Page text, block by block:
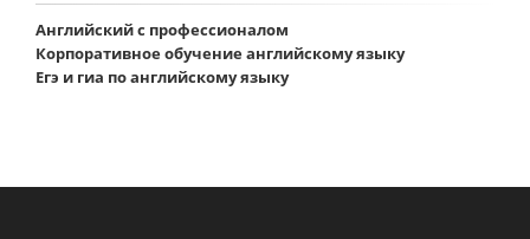
Английский с профессионалом
Корпоративное обучение английскому языку
Егэ и гиа по английскому языку